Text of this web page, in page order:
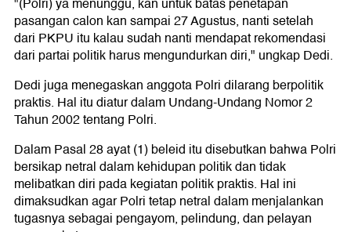
pasangan calon kan sampai 27 Agustus, nanti setelah
dari PKPU itu kalau sudah nanti mendapat rekomendasi
dari partai politik harus mengundurkan diri," ungkap Dedi.
Dedi juga menegaskan anggota Polri dilarang berpolitik
praktis. Hal itu diatur dalam Undang-Undang Nomor 2
Tahun 2002 tentang Polri.
Dalam Pasal 28 ayat (1) beleid itu disebutkan bahwa Polri
bersikap netral dalam kehidupan politik dan tidak
melibatkan diri pada kegiatan politik praktis. Hal ini
dimaksudkan agar Polri tetap netral dalam menjalankan
tugasnya sebagai pengayom, pelindung, dan pelayan